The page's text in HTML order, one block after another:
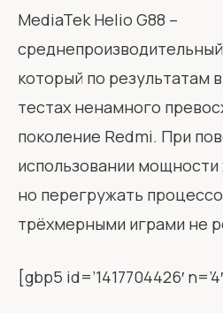
MediaTek Helio G88 –
который по результатам
тестах ненамного
поколение Redmi. При
использовании мощности
но перегружать
трёхмерными играми не
[gbp5 id=’1417704426′